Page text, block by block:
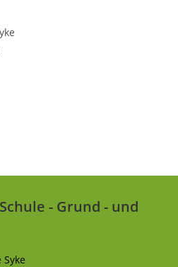
- Grund - und